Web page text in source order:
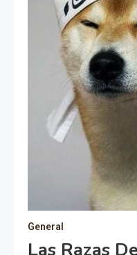
General
Las Razas